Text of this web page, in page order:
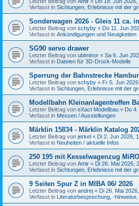
Verfasst in Sichtungen, Erlebnisse mit der
Sonderwagen 2026 - Gleis 11 ca.
Letzter Beitrag von schyby « Do 11. Jun
Verfasst in Ankündigungen und Neuigkeiten
SG90 servo drawer
Letzter Beitrag von ubiminor « Sa 6. Jun
Verfasst in Dateien für 3D-Druck-Modelle
Sperrung der Bahnstrecke
Letzter Beitrag von schyby « Fr 5. Jun
Verfasst in Sichtungen, Erlebnisse mit der
Modellbahn Kleinanlagentreffen
Letzter Beitrag von eXact Modellbau « Do
Verfasst in Messen / Ausstellungen
Märklin 15834 - Märklin Katalog
Letzter Beitrag von jerkel « Di 2. Jun 2026,
Verfasst in Neuheiten / aktuelle Infos
250 195 mit Kesselwagenzug
Letzter Beitrag von Amir « Di 26. Mai 2026,
Verfasst in Sichtungen, Erlebnisse mit der
9 Seiten Spur Z in MIBA 06/ 2026
Letzter Beitrag von andrej « Di 26. Mai
Verfasst in Literaturbesprechung, -